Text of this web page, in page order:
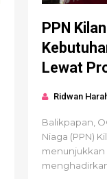
PPN
Lewat
Ridwan
Balikpapan,
Niaga (PPN)